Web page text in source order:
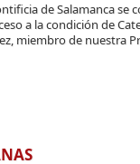
de Salamanca se
a la condición de
miembro de nuestra